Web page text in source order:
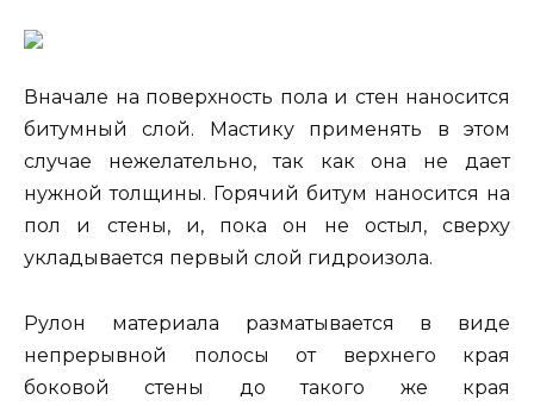
Вначале на поверхность пола и стен наносится
битумный слой. Мастику применять в этом
случае нежелательно, так как она не дает
нужной толщины. Горячий битум наносится на
пол и стены, и, пока он не остыл, сверху
укладывается первый слой гидроизола.
Рулон материала разматывается в виде
непрерывной полосы от верхнего края
боковой стены до такого же края